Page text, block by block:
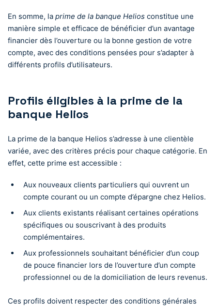
En somme, la prime de la banque Helios constitue une
manière simple et efficace de bénéficier d’un avantage
financier dès l’ouverture ou la bonne gestion de votre
compte, avec des conditions pensées pour s’adapter à
différents profils d’utilisateurs.
Profils éligibles à la prime de la
banque Helios
La prime de la banque Helios s’adresse à une clientèle
variée, avec des critères précis pour chaque catégorie. En
effet, cette prime est accessible :
Aux nouveaux clients particuliers qui ouvrent un
compte courant ou un compte d’épargne chez Helios.
Aux clients existants réalisant certaines opérations
spécifiques ou souscrivant à des produits
complémentaires.
Aux professionnels souhaitant bénéficier d’un coup
de pouce financier lors de l’ouverture d’un compte
professionnel ou de la domiciliation de leurs revenus.
Ces profils doivent respecter des conditions générales